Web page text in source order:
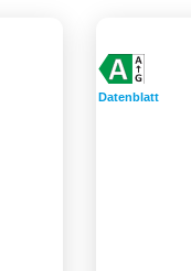
Datenblatt